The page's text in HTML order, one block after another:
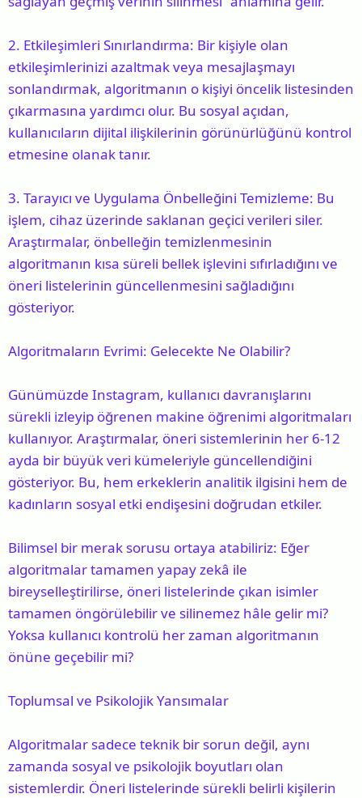
2. Etkileşimleri Sınırlandırma: Bir kişiyle olan
etkileşimlerinizi azaltmak veya mesajlaşmayı
sonlandırmak, algoritmanın o kişiyi öncelik listesinden
çıkarmasına yardımcı olur. Bu sosyal açıdan,
kullanıcıların dijital ilişkilerinin görünürlüğünü kontrol
etmesine olanak tanır.
3. Tarayıcı ve Uygulama Önbelleğini Temizleme: Bu
işlem, cihaz üzerinde saklanan geçici verileri siler.
Araştırmalar, önbelleğin temizlenmesinin
algoritmanın kısa süreli bellek işlevini sıfırladığını ve
öneri listelerinin güncellenmesini sağladığını
gösteriyor.
Algoritmaların Evrimi: Gelecekte Ne Olabilir?
Günümüzde Instagram, kullanıcı davranışlarını
sürekli izleyip öğrenen makine öğrenimi algoritmaları
kullanıyor. Araştırmalar, öneri sistemlerinin her 6-12
ayda bir büyük veri kümeleriyle güncellendiğini
gösteriyor. Bu, hem erkeklerin analitik ilgisini hem de
kadınların sosyal etki endişesini doğrudan etkiler.
Bilimsel bir merak sorusu ortaya atabiliriz: Eğer
algoritmalar tamamen yapay zekâ ile
bireyselleştirilirse, öneri listelerinde çıkan isimler
tamamen öngörülebilir ve silinemez hâle gelir mi?
Yoksa kullanıcı kontrolü her zaman algoritmanın
önüne geçebilir mi?
Toplumsal ve Psikolojik Yansımalar
Algoritmalar sadece teknik bir sorun değil, aynı
zamanda sosyal ve psikolojik boyutları olan
sistemlerdir. Öneri listelerinde sürekli belirli kişilerin